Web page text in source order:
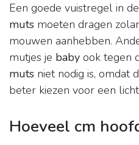
Een goede vuistregel in
muts moeten dragen
mouwen aanhebben.
mutjes je baby ook tegen
muts niet nodig is, omdat
beter kiezen voor een
Hoeveel cm